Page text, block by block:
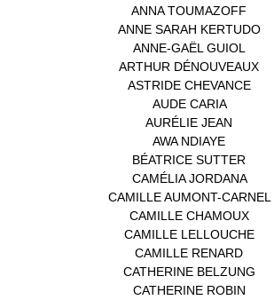
ANNA TOUMAZOFF
ANNE SARAH KERTUDO(1)
ANNE-GAËL GUIOL
ARTHUR DÉNOUVEAUX
ASTRIDE CHEVANCE(3)
AUDE CARIA(1)
AURÉLIE JEAN
AWA NDIAYE
BÉATRICE SUTTER
CAMÉLIA JORDANA(1)
CAMILLE AUMONT-CARNEL
CAMILLE CHAMOUX(1)
CAMILLE LELLOUCHE(1)
CAMILLE RENARD
CATHERINE BELZUNG
CATHERINE ROBIN